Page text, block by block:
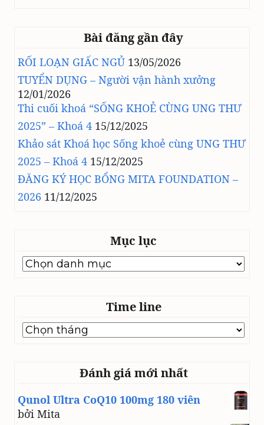
Bài đăng gần đây
RỐI LOẠN GIẤC NGỦ 13/05/2026
TUYỂN DỤNG – Người vận hành xưởng
12/01/2026
Thi cuối khoá “SỐNG KHOẺ CÙNG UNG THƯ
2025” – Khoá 4 15/12/2025
Khảo sát Khoá học Sống khoẻ cùng UNG THƯ
2025 – Khoá 4 15/12/2025
ĐĂNG KÝ HỌC BỔNG MITA FOUNDATION –
2026 11/12/2025
Mục lục
Mục
lục
Time line
Time
line
Đánh giá mới nhất
Qunol Ultra CoQ10 100mg 180 viên
bởi Mita